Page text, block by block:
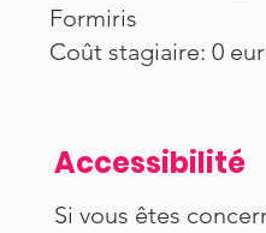
Formiris
Coût stagiaire: 0
Si vous êtes
Accessibilité